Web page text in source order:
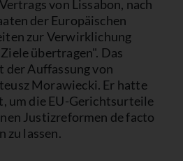
von Lissabon, nach
der Europäischen
zur Verwirklichung
übertragen". Das
Auffassung von
Morawiecki. Er hatte
um die EU-Gerichtsurteile
Justizreformen de facto
zu lassen.